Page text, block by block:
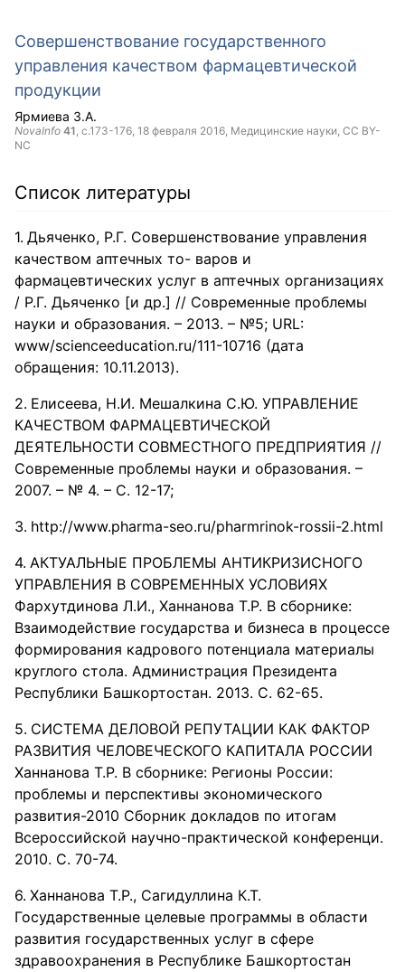
Совершенствование государственного
управления качеством фармацевтической
продукции
Ярмиева З.А.
NovaInfo 41, с.173-176, 18 февраля 2016, Медицинские науки, CC BY-
NC
Список литературы
Дьяченко, Р.Г. Совершенствование управления
качеством аптечных то- варов и
фармацевтических услуг в аптечных организациях
/ Р.Г. Дьяченко [и др.] // Современные проблемы
науки и образования. – 2013. – №5; URL:
www/scienceeducation.ru/111-10716 (дата
обращения: 10.11.2013).
Елисеева, Н.И. Мешалкина С.Ю. УПРАВЛЕНИЕ
КАЧЕСТВОМ ФАРМАЦЕВТИЧЕСКОЙ
ДЕЯТЕЛЬНОСТИ СОВМЕСТНОГО ПРЕДПРИЯТИЯ //
Современные проблемы науки и образования. –
2007. – № 4. – С. 12-17;
http://www.pharma-seo.ru/pharmrinok-rossii-2.html
АКТУАЛЬНЫЕ ПРОБЛЕМЫ АНТИКРИЗИСНОГО
УПРАВЛЕНИЯ В СОВРЕМЕННЫХ УСЛОВИЯХ
Фархутдинова Л.И., Ханнанова Т.Р. В сборнике:
Взаимодействие государства и бизнеса в процессе
формирования кадрового потенциала материалы
круглого стола. Администрация Президента
Республики Башкортостан. 2013. С. 62-65.
СИСТЕМА ДЕЛОВОЙ РЕПУТАЦИИ КАК ФАКТОР
РАЗВИТИЯ ЧЕЛОВЕЧЕСКОГО КАПИТАЛА РОССИИ
Ханнанова Т.Р. В сборнике: Регионы России:
проблемы и перспективы экономического
развития-2010 Сборник докладов по итогам
Всероссийской научно-практической конференци.
2010. С. 70-74.
Ханнанова Т.Р., Сагидуллина К.Т.
Государственные целевые программы в области
развития государственных услуг в сфере
здравоохранения в Республике Башкортостан